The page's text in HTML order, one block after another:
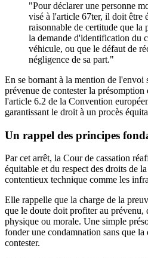
"Pour déclarer une personne
visé à l'article 67ter, il doit être
raisonnable de certitude que la
la demande d'identification du
véhicule, ou que le défaut de
négligence de sa part."
En se bornant à la mention de l'envoi
prévenue de contester la
l'article 6.2 de la Convention
garantissant le droit à un procès
Un rappel des principes
Par cet arrêt, la Cour de cassation
équitable et du respect des droits de
contentieux technique comme les
Elle rappelle que la charge de la
que le doute doit profiter au prévenu,
physique ou morale. Une simple
fonder une condamnation sans que
contester.